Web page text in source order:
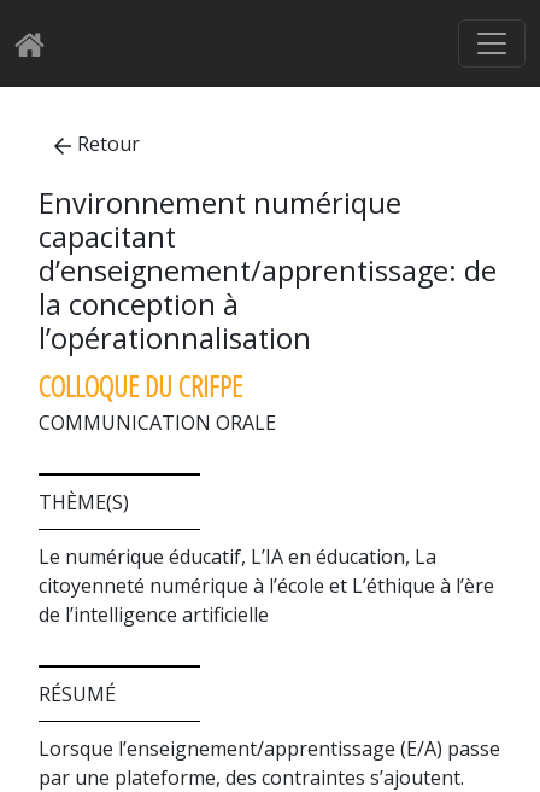
Retour
Environnement numérique
capacitant
d’enseignement/apprentissage: de
la conception à
l’opérationnalisation
COLLOQUE DU CRIFPE
COMMUNICATION ORALE
THÈME(S)
Le numérique éducatif, L’IA en éducation, La
citoyenneté numérique à l’école et L’éthique à l’ère
de l’intelligence artificielle
RÉSUMÉ
Lorsque l’enseignement/apprentissage (E/A) passe
par une plateforme, des contraintes s’ajoutent.